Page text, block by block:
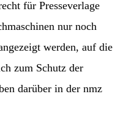
für Presseverlage
nur noch
werden, auf die
zum Schutz der
darüber in der nmz